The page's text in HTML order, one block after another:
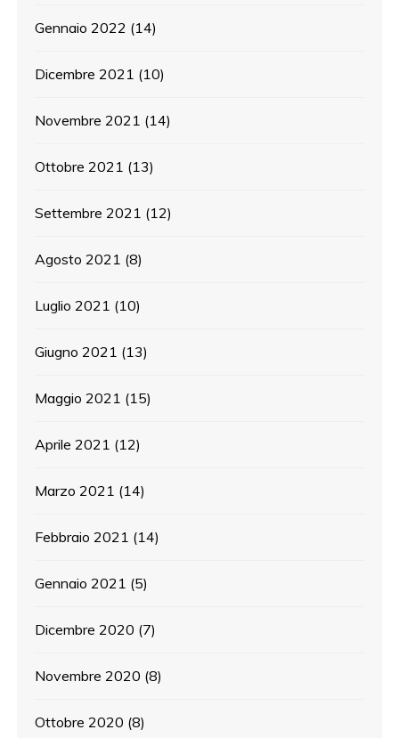
Gennaio 2022 (14)
Dicembre 2021 (10)
Novembre 2021 (14)
Ottobre 2021 (13)
Settembre 2021 (12)
Agosto 2021 (8)
Luglio 2021 (10)
Giugno 2021 (13)
Maggio 2021 (15)
Aprile 2021 (12)
Marzo 2021 (14)
Febbraio 2021 (14)
Gennaio 2021 (5)
Dicembre 2020 (7)
Novembre 2020 (8)
Ottobre 2020 (8)